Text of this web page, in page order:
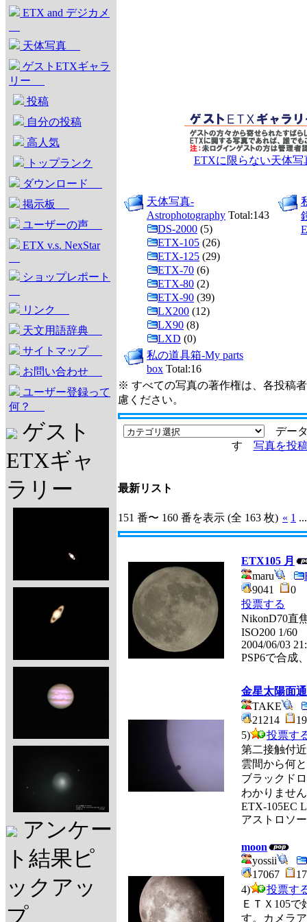
ETX and デジカメ
天体写真
ゲストETXギャラ
リー
投稿
自分の投稿
高人気
トップランク
ダウンロード
掲示板
ユーザーの声
ETX v.s. NexStar
ショップレポート
リンク
天文用語辞典
サイトマップ
お問い合わせ
ユーザー登録って
何？
ゲスト
ETXギャ
ラリー
アンケー
ト結果ピ
ックアッ
プ
ETXに限らない天体写
天体写真-
Astrophotography Total:143
DS-2000 (5)
ETX-105 (26)
ETX-125 (29)
ETX-70 (6)
ETX-80 (2)
ETX-90 (39)
LX200 (12)
LX90 (8)
LXD (0)
私の道具箱-My parts
box Total:16
※ すべての写真の著作権は、各投稿
慮ください。
デー
す 写真を投
最新リスト
151 番〜 160 番を表示 (全 163 枚) « 1
ETX105 月
maru
9041
0
投票する
NikonD70直
ISO200 1/60
2004/06/03
PSP6で合成
金星太陽面
TAKE
21214
5)
投票す
第二接触付
雲間から何
ブラックド
わかりませ
ETX-105EC
アストロソ
moon
yossii
17067
4)
投票す
ＥＴＸ105
す。カメラ